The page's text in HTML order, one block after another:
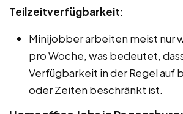
Teilzeitverfügbarkeit:
Minijobber arbeiten meist nur
pro Woche, was bedeutet,
Verfügbarkeit in der Regel auf
oder Zeiten beschränkt ist.